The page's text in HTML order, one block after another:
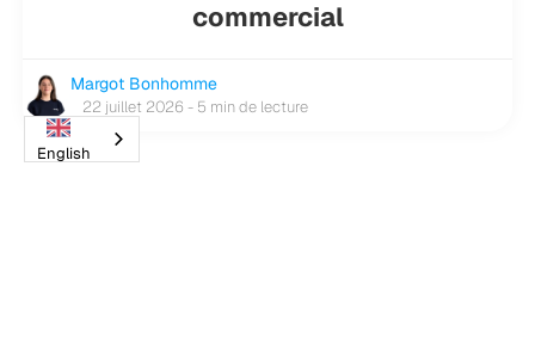
commercial
Margot Bonhomme
22 juillet 2026 - 5 min de lecture
English